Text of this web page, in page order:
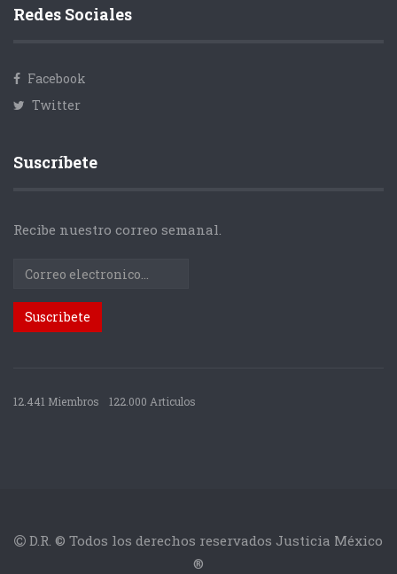
Redes Sociales
Facebook
Twitter
Suscríbete
Recibe nuestro correo semanal.
12.441 Miembros 122.000 Articulos
D.R. © Todos los derechos reservados Justicia México
®